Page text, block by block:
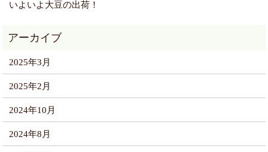
いよいよ大豆の出荷！
2025年3月
2025年2月
2024年10月
2024年8月